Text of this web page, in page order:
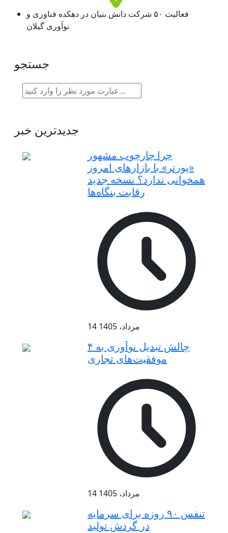
فعالیت ۵۰ شرکت دانش بنیان در دهکده فناوری و
نوآوری گیلان
جستجو
جدیدترین خبر
چرا چارچوب مشهور
«پورتر» با بازارهای امروز
همخوانی ندارد؟ نسخه جدید
رقابت‌ بنگاه‌ها
14 مرداد، 1405
۴ چالش تبدیل نوآوری به
موفقیت‌های تجاری
14 مرداد، 1405
تنفس ۹۰ روزه برای سرمایه
در گردش تولید